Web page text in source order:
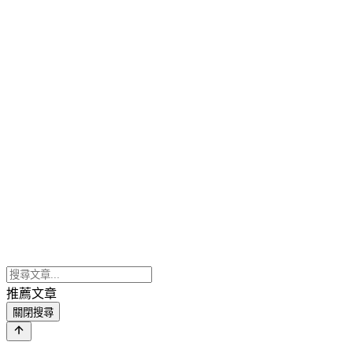
推薦文章
關閉搜尋